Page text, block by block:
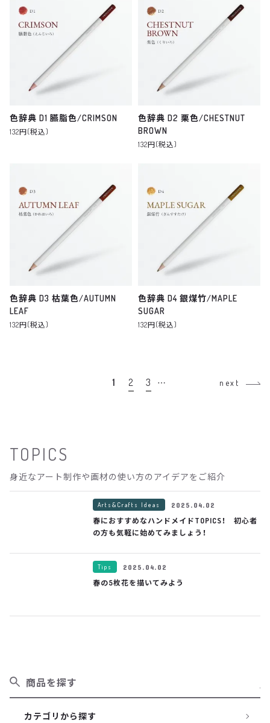
色辞典 D1 臙脂色/CRIMSON
132円(税込)
色辞典 D2 栗色/CHESTNUT
BROWN
132円(税込)
色辞典 D3 枯葉色/AUTUMN
LEAF
132円(税込)
色辞典 D4 銀煤竹/MAPLE
SUGAR
132円(税込)
1 2 3 … next
TOPICS
身近なアート制作や画材の使い方のアイデアをご紹介
Arts&Crafts Ideas 2025.04.02
春におすすめなハンドメイドTOPICS！ 初心者
の方も気軽に始めてみましょう！
Tips 2025.04.02
春の5枚花を描いてみよう
商品を探す
カテゴリから探す